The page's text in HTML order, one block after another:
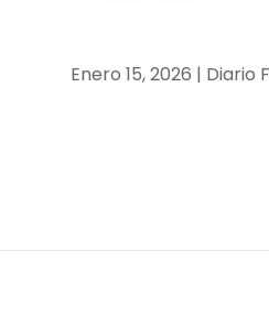
Enero 15, 2026 | Diario